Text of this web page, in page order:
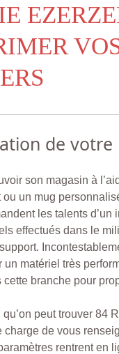
de
son magasin à
un mug
les talents d’un
effectués dans le
matériel très
branche pour
peut trouver 84
charge de vous
rentrent en